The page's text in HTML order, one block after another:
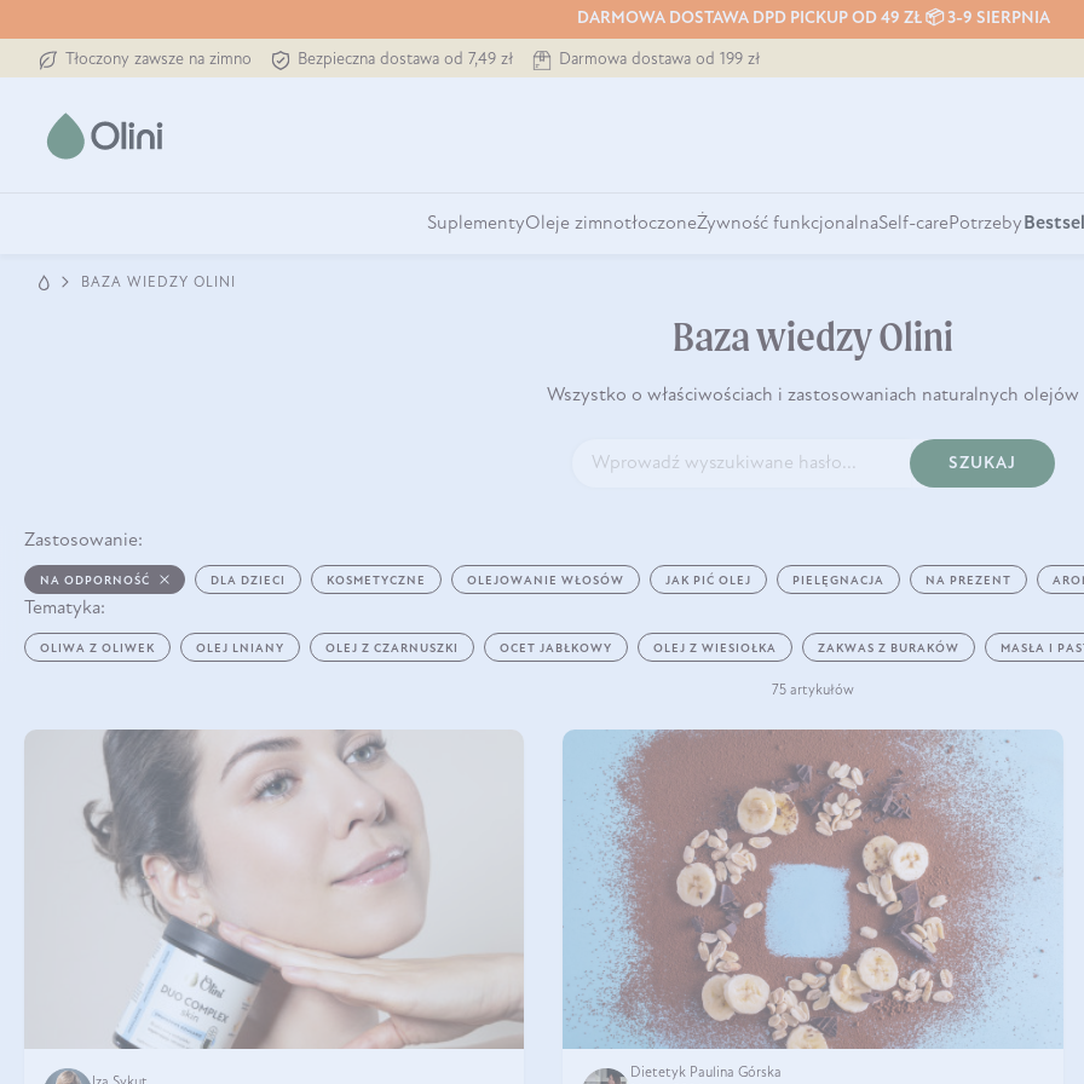
DARMOWA DOSTAWA DPD PICKUP OD 49 ZŁ 📦 3-9 SIERPNIA
Tłoczony zawsze na zimno Bezpieczna dostawa od 7,49 zł Darmowa dostawa od 199 zł
SuplementyOleje zimnotłoczoneŻywność funkcjonalnaSelf-carePotrzeby
BAZA WIEDZY OLINI
Baza wiedzy Olini
Wszystko o właściwościach i zastosowaniach naturalnych olejów
SZUKAJ
Zastosowanie:
NA ODPORNOŚĆ DLA DZIECI KOSMETYCZNE OLEJOWANIE WŁOSÓW JAK PIĆ OLEJ PIELĘGNACJA NA PREZENT
Tematyka:
OLIWA Z OLIWEK OLEJ LNIANY OLEJ Z CZARNUSZKI OCET JABŁKOWY OLEJ Z WIESIOŁKA ZAKWAS Z BURAKÓW MASŁA I
75 artykułów
Dietetyk Paulina Górska